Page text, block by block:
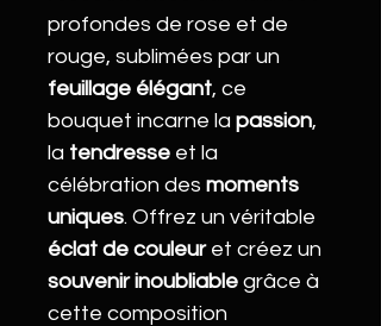
profondes de rose et de
rouge, sublimées par un
feuillage élégant, ce
bouquet incarne la passion,
la tendresse et la
célébration des moments
uniques. Offrez un véritable
éclat de couleuret créez un
souvenir inoubliable grâce à
cette composition